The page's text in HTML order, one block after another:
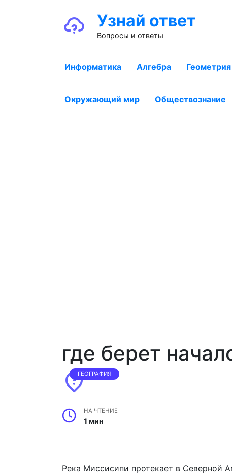
Узнай ответ
Вопросы и ответы
Информатика Алгебра Геометрия
Окружающий мир Обществознание
где берет
ГЕОГРАФИЯ
НА ЧТЕНИЕ
1 мин
Река Миссисипи протекает в Северной